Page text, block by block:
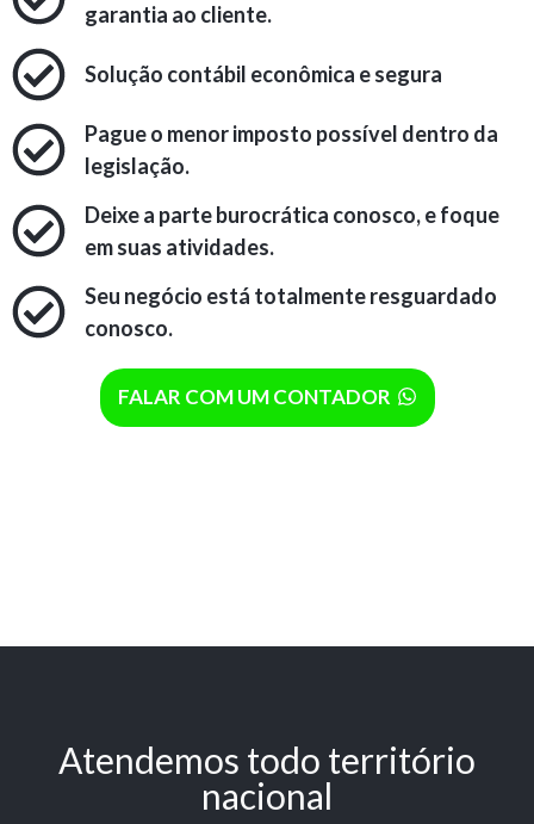
garantia ao cliente.
Solução contábil econômica e segura
Pague o menor imposto possível dentro da
legislação.
Deixe a parte burocrática conosco, e foque
em suas atividades.
Seu negócio está totalmente resguardado
conosco.
FALAR COM UM CONTADOR
Atendemos todo território
nacional